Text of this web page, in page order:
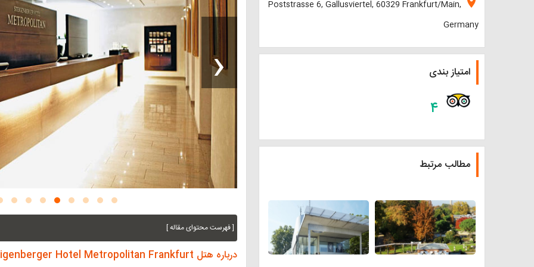
‹
[ فهرست محتوای مقاله ]
درباره هتل Steigenberger Hotel Metropolitan Frankfurt
Poststrasse 6, Gallusviertel, 60329 Frankfurt/Main,
Germany
امتیاز بندی
۴
مطالب مرتبط